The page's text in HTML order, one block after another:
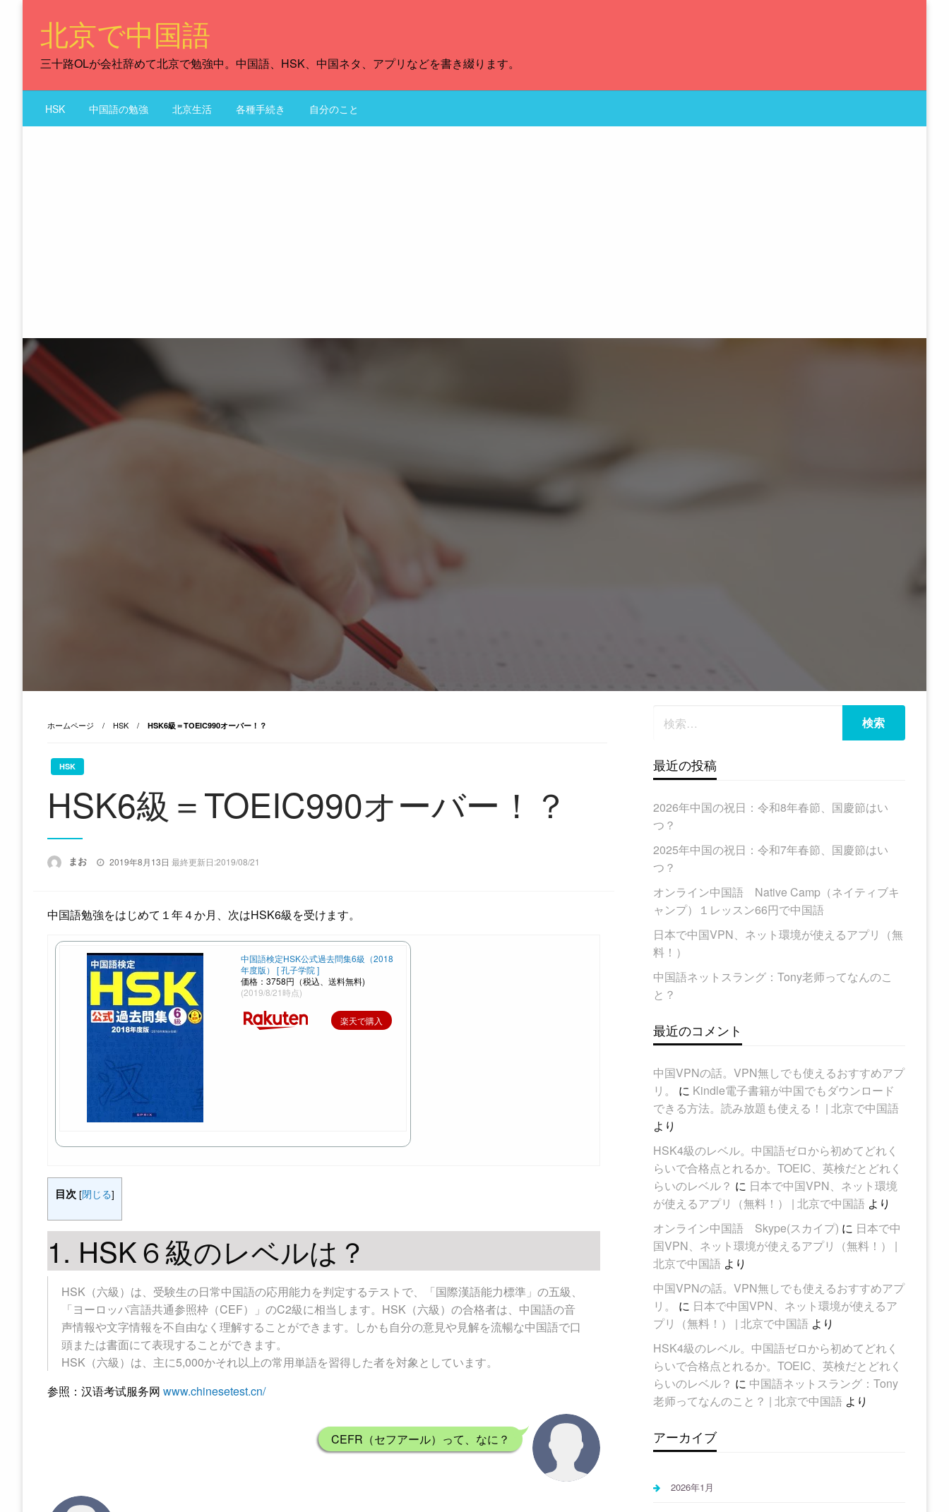
北京で中国語
三十路OLが会社辞めて北京で勉強中。中国語、HSK、中国ネタ、アプリなどを書き綴ります。
HSK 中国語の勉強 北京生活 各種手続き 自分のこと
ホームページ HSK HSK6級＝TOEIC990オーバー！？
HSK
HSK6級＝TOEIC990オーバー！？
まお
投
2019年8月13日 最終更新日:2019/08/21
中国語勉強をはじめて１年４か月、次はHSK6級を受けます。
中国語検定HSK公式過去問集6級（2018
年度版） [ 孔子学院 ]
価格：3758円（税込、送料無料)
(2019/8/21時点)
楽天で購入
目次 [閉じる]
1. HSK６級のレベルは？
HSK（六級）は、受験生の日常中国語の応用能力を判定するテストで、「国際漢語能力標準」の五級、
「ヨーロッパ言語共通参照枠（CEF）」のC2級に相当します。HSK（六級）の合格者は、中国語の音
声情報や文字情報を不自由なく理解することができます。しかも自分の意見や見解を流暢な中国語で口
頭または書面にて表現することができます。
HSK（六級）は、主に5,000かそれ以上の常用単語を習得した者を対象としています。
参照：汉语考试服务网 www.chinesetest.cn/
CEFR（セフアール）って、なに？
最近の投稿
2026年中国の祝日：令和8年春節、国慶節はい
つ？
2025年中国の祝日：令和7年春節、国慶節はい
つ？
オンライン中国語 Native Camp（ネイティブキ
ャンプ）１レッスン66円で中国語
日本で中国VPN、ネット環境が使えるアプリ（無
料！）
中国語ネットスラング：Tony老师ってなんのこ
と？
最近のコメント
中国VPNの話。VPN無しでも使えるおすすめアプ
リ。
に Kindle電子書籍が中国でもダウンロード
できる方法。読み放題も使える！ | 北京で中国語
より
HSK4級のレベル。中国語ゼロから初めてどれく
らいで合格点とれるか。TOEIC、英検だとどれく
らいのレベル？ に 日本で中国VPN、ネット環境
が使えるアプリ（無料！） | 北京で中国語 より
オンライン中国語 Skype(スカイプ) に 日本で中
国VPN、ネット環境が使えるアプリ（無料！） |
北京で中国語 より
中国VPNの話。VPN無しでも使えるおすすめアプ
リ。
に 日本で中国VPN、ネット環境が使えるア
プリ（無料！） | 北京で中国語 より
HSK4級のレベル。中国語ゼロから初めてどれく
らいで合格点とれるか。TOEIC、英検だとどれく
らいのレベル？ に 中国語ネットスラング：Tony
老师ってなんのこと？ | 北京で中国語 より
アーカイブ
2026年1月